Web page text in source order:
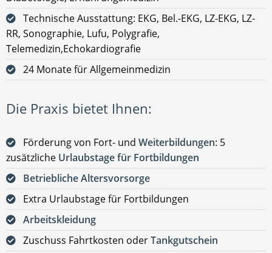
Technische Ausstattung: EKG, Bel.-EKG, LZ-EKG, LZ-
RR, Sonographie, Lufu, Polygrafie,
Telemedizin,Echokardiografie
24 Monate für Allgemeinmedizin
Die Praxis bietet Ihnen:
Förderung von Fort- und Weiterbildungen: 5
zusätzliche Urlaubstage für Fortbildungen
Betriebliche Altersvorsorge
Extra Urlaubstage für Fortbildungen
Arbeitskleidung
Zuschuss Fahrtkosten oderTankgutschein